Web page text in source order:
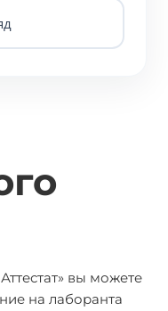
вы можете
на лаборанта